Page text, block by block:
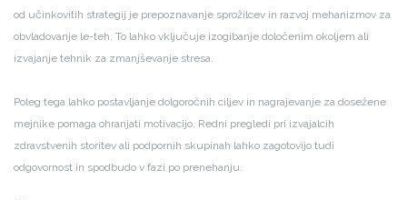
od učinkovitih strategij je prepoznavanje sprožilcev in razvoj mehanizmov za
obvladovanje le-teh. To lahko vključuje izogibanje določenim okoljem ali
izvajanje tehnik za zmanjševanje stresa.
Poleg tega lahko postavljanje dolgoročnih ciljev in nagrajevanje za dosežene
mejnike pomaga ohranjati motivacijo. Redni pregledi pri izvajalcih
zdravstvenih storitev ali podpornih skupinah lahko zagotovijo tudi
odgovornost in spodbudo v fazi po prenehanju.